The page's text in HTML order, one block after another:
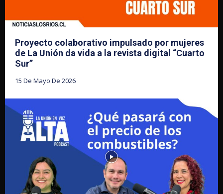
Proyecto colaborativo impulsado por mujeres
de La Unión da vida a la revista digital “Cuarto
Sur”
15 De Mayo De 2026